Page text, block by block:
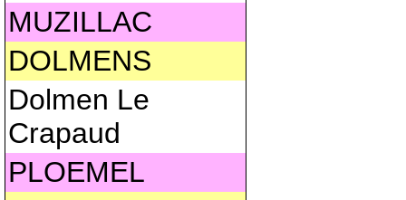
MUZILLAC
DOLMENS
Dolmen Le
Crapaud
PLOEMEL